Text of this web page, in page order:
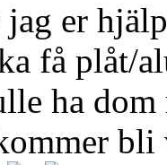
er
få plåt/
ha